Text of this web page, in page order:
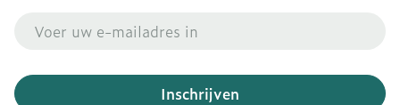
Inschrijven